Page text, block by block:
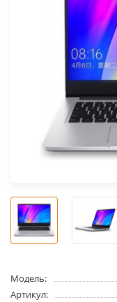
Модель:
Артикул: